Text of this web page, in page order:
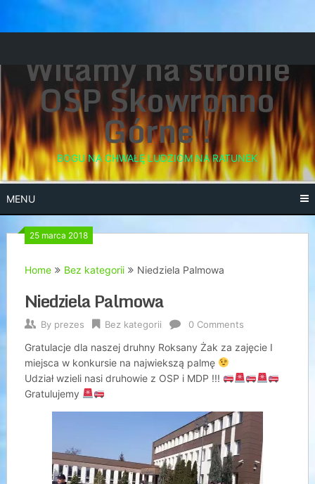
contentWitamy na stronie
OSP Skowronno
Górne !
BOGU NA CHWAŁĘ LUDZIOM NA RATUNEK
MENU
25 marca 2018
Home Bez kategorii Niedziela Palmowa
Niedziela Palmowa
By prezes Bez kategorii 0 Comments
Gratulacje dla naszej druhny Roksany Żak za zajęcie I
miejsca w konkursie na najwiekszą palmę
Udział wzieli nasi druhowie z OSP i MDP !!!
Gratulujemy